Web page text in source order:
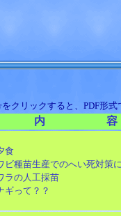
内 容
食
ビ種苗生産でのへい死対策
ラの人工採苗
ギって？？
クリックすると、PDF形